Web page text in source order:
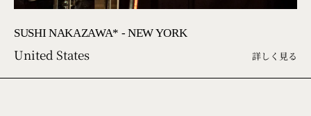
SUSHI NAKAZAWA* - NEW YORK
United States 詳しく見る